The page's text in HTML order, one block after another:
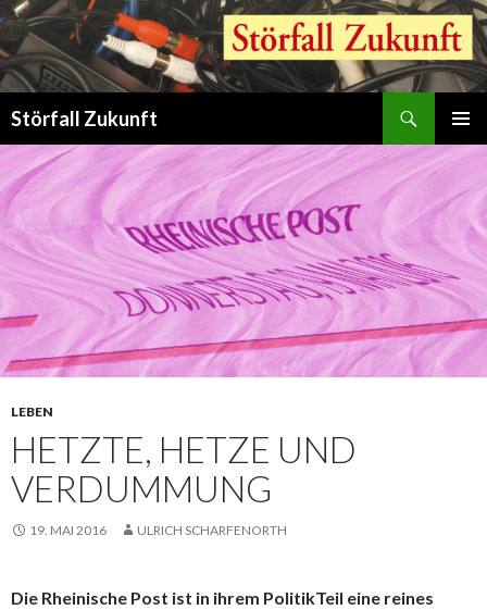
Störfall Zukunft
MENÜ
INHALT
SPRINGEN
LEBEN
HETZTE, HETZE UND
VERDUMMUNG
19. MAI 2016 ULRICH SCHARFENORTH
Die Rheinische Post ist in ihrem PolitikTeil eine reines